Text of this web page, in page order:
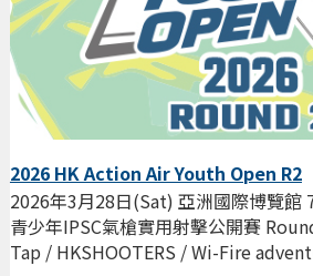
2026 HK Action Air Youth Open R2
2026年3月28日(Sat) 亞洲國際博覽館
青少年IPSC氣槍實用射擊公開賽
Tap / HKSHOOTERS / Wi-Fire